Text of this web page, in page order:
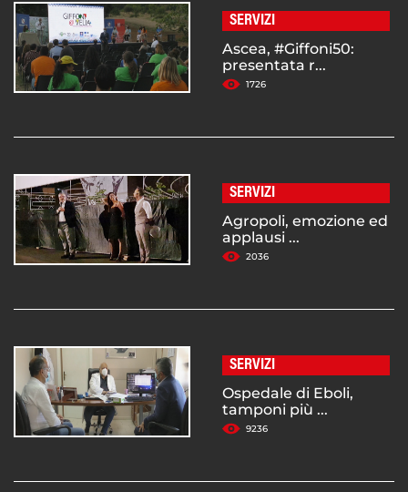
SERVIZI
Ascea, #Giffoni50:
presentata r...
1726
SERVIZI
Agropoli, emozione ed
applausi ...
2036
SERVIZI
Ospedale di Eboli,
tamponi più ...
9236